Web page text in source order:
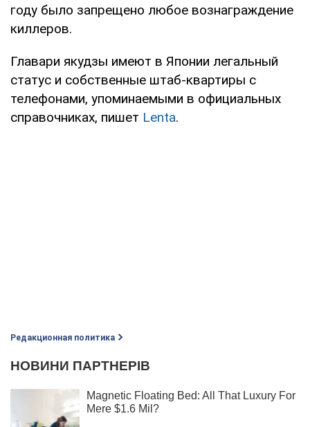
году было запрещено любое вознаграждение
киллеров.
Главари якудзы имеют в Японии легальный
статус и собственные штаб-квартиры с
телефонами, упоминаемыми в официальных
справочниках, пишет Lenta.
Редакционная политика